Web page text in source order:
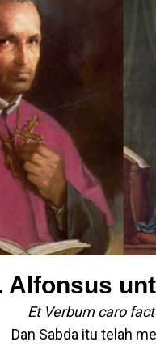
Alfonsus
Et Verbum caro
Dan Sabda itu telah